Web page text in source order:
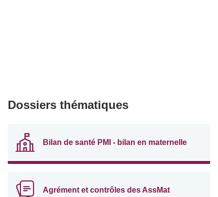
Dossiers thématiques
Bilan de santé PMI - bilan en maternelle
Agrément et contrôles des AssMat